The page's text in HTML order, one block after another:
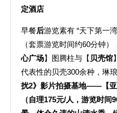
定酒店
早餐后游览素有 “天下第一
（套票游览时间约60分钟
心广场】图腾柱与【 贝壳馆
代表性的贝壳300余种，琳琅
扰2》 影片拍摄基地——【
（自理175元/人，游览时